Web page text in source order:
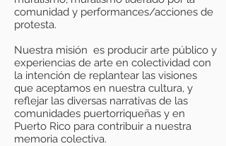
comunidad y performances/acciones de
protesta.
Nuestra misión es producir arte público y
experiencias de arte en colectividad con
la intención de replantear las visiones
que aceptamos en nuestra cultura, y
reflejar las diversas narrativas de las
comunidades puertorriqueñas y en
Puerto Rico para contribuir a nuestra
memoria colectiva.